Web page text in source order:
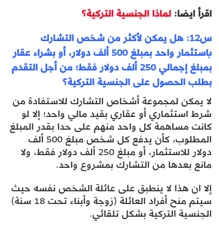
اقرأ ايضا:لماذا الجنسية التركية؟
س12: هل يمكن لأكثر من شخص التشارك
باستثمار واحد بمبلغ 500 ألف دولار، أو بشراء عقار
بمبلغ إجمالي 250 ألف دولار فقط؛ من أجل التقدم
بطلب الحصول على الجنسية التركية؟
لا يمكن لمجموعة أشخاص التشارك للاستفادة من
شرط استثماري أو عقاري بقيد مالي واحد؛ إلا لو
كانت مساهمة كل واحد منهم على حدا بقدر المبلغ
المطلوب، كأن يدفع كل شخص مبلغ 500 ألف
دولار للاستثمار، أو مبلغ 250 ألف دولار فقط، ولا
مانع بعدها من التشارك بمشروع واحد.
إلا ان هذا لا ينطبق على عائلة الشخص نفسه حيث
سيتم منح أفراد العائلة (زوجة وأبناء تحت 18 سنة)
الجنسية التركية بشكل تلقائي.